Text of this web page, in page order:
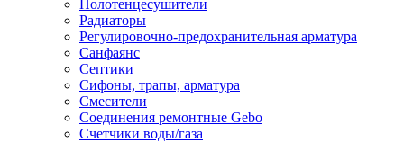
Полотенцесушители
Радиаторы
Регулировочно-предохранительная арматура
Санфаянс
Септики
Сифоны, трапы, арматура
Смесители
Соединения ремонтные Gebo
Счетчики воды/газа